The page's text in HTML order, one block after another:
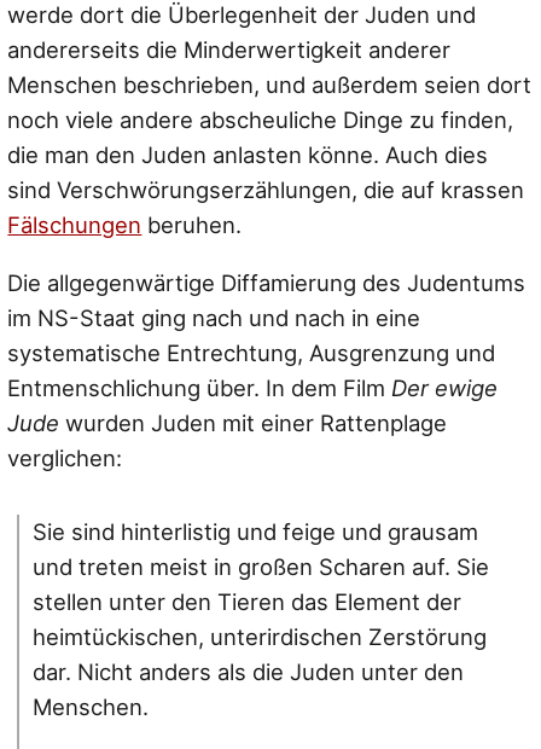
werde dort die Überlegenheit der Juden und
andererseits die Minderwertigkeit anderer
Menschen beschrieben, und außerdem seien dort
noch viele andere abscheuliche Dinge zu finden,
die man den Juden anlasten könne. Auch dies
sind Verschwörungserzählungen, die auf krassen
Fälschungen beruhen.
Die allgegenwärtige Diffamierung des Judentums
im NS-Staat ging nach und nach in eine
systematische Entrechtung, Ausgrenzung und
Entmenschlichung über. In dem Film Der ewige
Jude wurden Juden mit einer Rattenplage
verglichen:
Sie sind hinterlistig und feige und grausam
und treten meist in großen Scharen auf. Sie
stellen unter den Tieren das Element der
heimtückischen, unterirdischen Zerstörung
dar. Nicht anders als die Juden unter den
Menschen.